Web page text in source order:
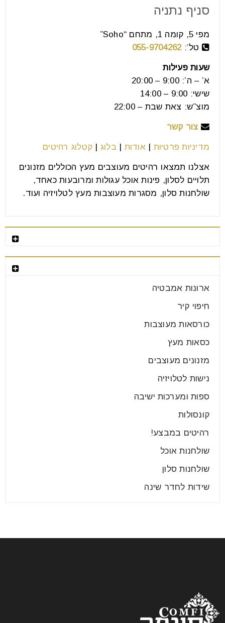
08 יול
10 טיפים לבחירת שולחן סלון מושלם להלן טיפים ממיטב
הפריט
קרא עוד
רק חלק מכל הסוגים הקיימים – הם חומר
קרא עוד
מאי
סניף נתניה
מפי 5, קומה 1, מתחם “Soho”
טל’:055-9704262
שעות פעילות
א’ – ה’: 9:00 – 20:00
שישי: 9:00 – 14:00
מוצ”ש: צאת שבת – 22:00
צור קשר
מדיניות פרטיות |אודות בלוג קטלוג רהיטים
אצלנו תמצאו רהיטים מעוצבים מעץ הכוללים מזנונים
תלויים לסלון, פינות אוכל עגולות ומרובעות כאחד,
שולחנות סלון, מסגרות מעוצבות מעץ לטלויזיה ועוד.
ארונות אמבטיה
חיפוי קיר
כורסאות מעוצבות
כסאות מעץ
מזנונים מעוצבים
נישות לטלויזיה
ספות ומערכות ישיבה
קונסולות
רהיטים במבצע!
שולחנות אוכל
שולחנות סלון
שידות לחדר שינה